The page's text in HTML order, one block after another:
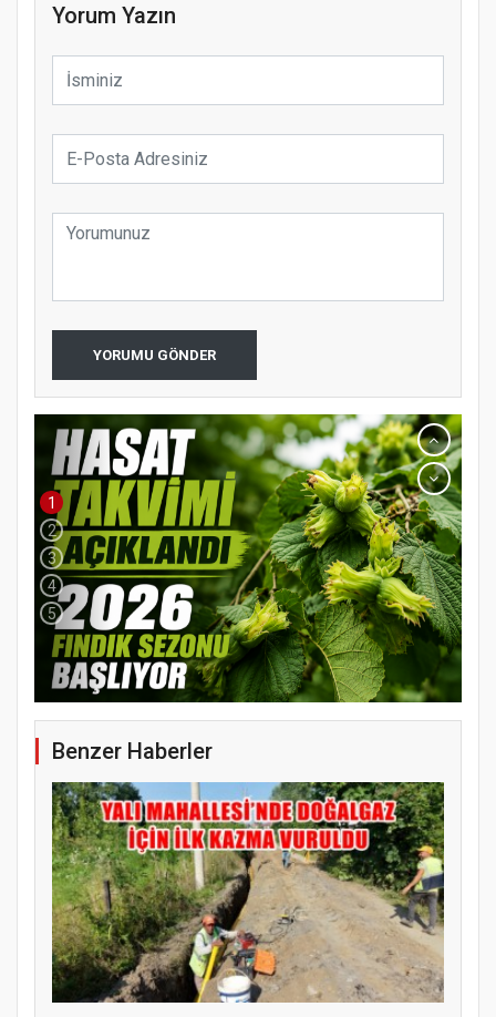
Yorum Yazın
YORUMU GÖNDER
YENİ PARTİ TERME İLÇE BAŞKANLIĞINDA
ÜYE KATILIM PROGRAMI
1
2
3
4
5
Benzer Haberler